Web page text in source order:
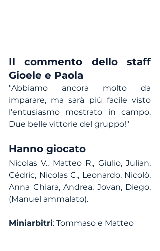
Il commento dello staff
Gioele e Paola
"Abbiamo ancora molto da
imparare, ma sarà più facile visto
l'entusiasmo mostrato in campo.
Due belle vittorie del gruppo!"
Hanno giocato
Nicolas V., Matteo R., Giulio, Julian,
Cédric, Nicolas C., Leonardo, Nicolò,
Anna Chiara, Andrea, Jovan, Diego,
(Manuel ammalato).
Miniarbitri: Tommaso e Matteo